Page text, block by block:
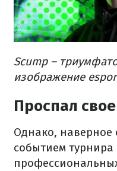
Scump –
изображение
Проспал
Однако,
событием турнира